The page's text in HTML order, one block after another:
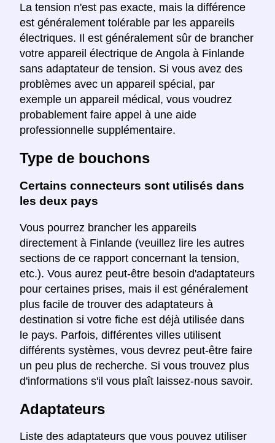
La tension n'est pas exacte, mais la différence
est généralement tolérable par les appareils
électriques. Il est généralement sûr de brancher
votre appareil électrique de Angola à Finlande
sans adaptateur de tension. Si vous avez des
problèmes avec un appareil spécial, par
exemple un appareil médical, vous voudrez
probablement faire appel à une aide
professionnelle supplémentaire.
Type de bouchons
Certains connecteurs sont utilisés dans
les deux pays
Vous pourrez brancher les appareils
directement à Finlande (veuillez lire les autres
sections de ce rapport concernant la tension,
etc.). Vous aurez peut-être besoin d'adaptateurs
pour certaines prises, mais il est généralement
plus facile de trouver des adaptateurs à
destination si votre fiche est déjà utilisée dans
le pays. Parfois, différentes villes utilisent
différents systèmes, vous devrez peut-être faire
un peu plus de recherche. Si vous trouvez plus
d'informations s'il vous plaît laissez-nous savoir.
Adaptateurs
Liste des adaptateurs que vous pouvez utiliser